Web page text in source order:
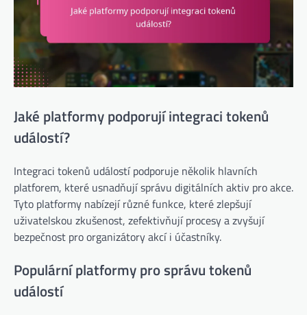
Jaké platformy podporují integraci tokenů
událostí?
Integraci tokenů událostí podporuje několik hlavních
platforem, které usnadňují správu digitálních aktiv pro akce.
Tyto platformy nabízejí různé funkce, které zlepšují
uživatelskou zkušenost, zefektivňují procesy a zvyšují
bezpečnost pro organizátory akcí i účastníky.
Populární platformy pro správu tokenů
událostí